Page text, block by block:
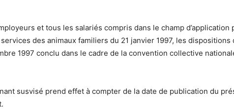
et tous les salariés compris dans le champ
des animaux familiers du 21 janvier 1997, les dispositions
1997 conclu dans le cadre de la convention collective
susvisé prend effet à compter de la date de publication du